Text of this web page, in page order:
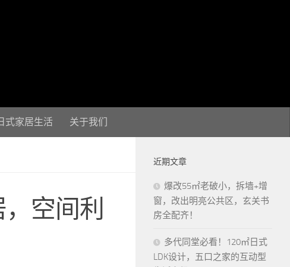
式家居生活 关于我们
空间利
近期文章
爆改55㎡老破小，拆墙+增
窗，改出明亮公共区，玄关书
房全配齐！
多代同堂必看！120㎡日式
LDK设计，五口之家的互动型